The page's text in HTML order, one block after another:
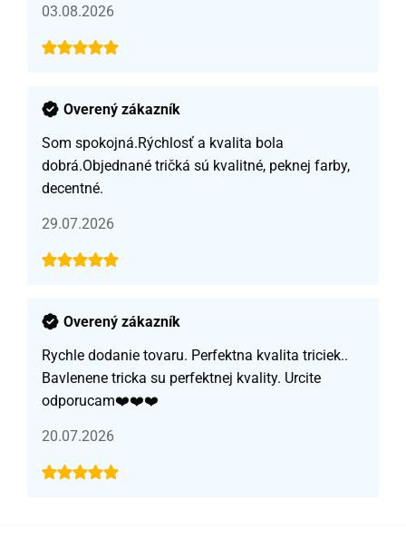
03.08.2026
Overený zákazník
Som spokojná.Rýchlosť a kvalita bola
dobrá.Objednané tričká sú kvalitné, peknej farby,
decentné.
29.07.2026
Overený zákazník
Rychle dodanie tovaru. Perfektna kvalita triciek..
Bavlenene tricka su perfektnej kvality. Urcite
odporucam❤️❤️❤️
20.07.2026